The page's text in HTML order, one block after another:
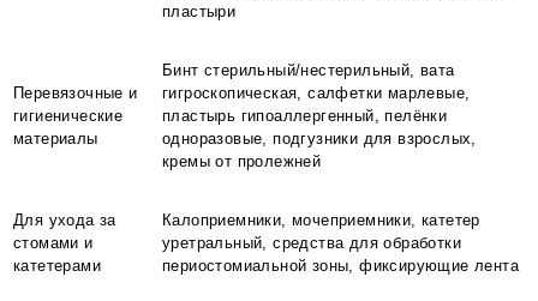
пластыри
Перевязочные и
гигиенические
материалы
Бинт стерильный/нестерильный, вата
гигроскопическая, салфетки марлевые,
пластырь гипоаллергенный, пелёнки
одноразовые, подгузники для взрослых,
кремы от пролежней
Для ухода за
стомами и
катетерами
Калоприемники, мочеприемники, катетер
уретральный, средства для обработки
периостомиальной зоны, фиксирующие лента